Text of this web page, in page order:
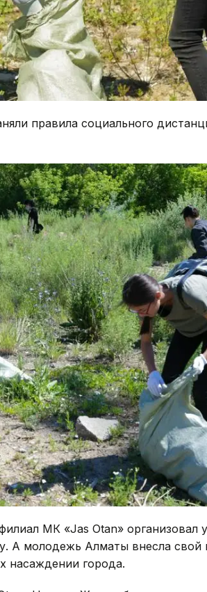
правила социального
МК «Jas Otan» организовал
А молодежь Алматы внесла свой
насаждении города.